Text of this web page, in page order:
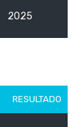
2025
RESULTADO